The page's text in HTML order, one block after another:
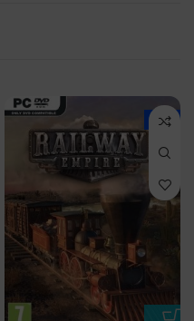
-61%